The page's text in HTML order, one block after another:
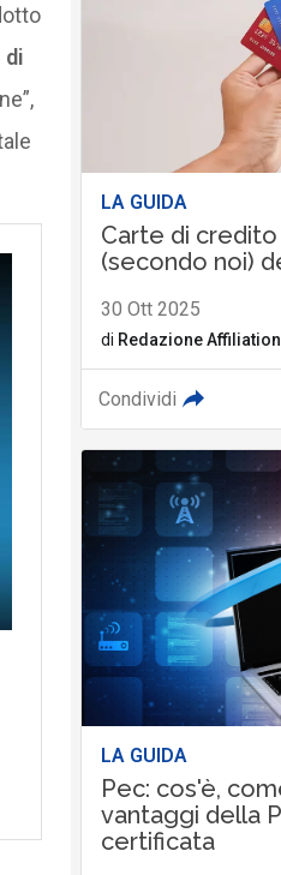
di
LA GUIDA
Carte di
(secondo noi)
30 Ott 2025
di Redazione
Condividi
LA GUIDA
Pec: cos'è,
vantaggi della
certificata